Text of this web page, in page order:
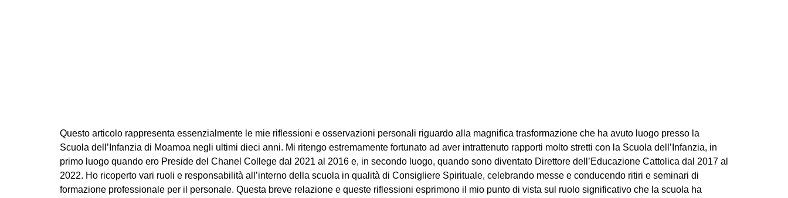
Questo articolo rappresenta essenzialmente le mie riflessioni e osservazioni personali riguardo alla magnifica trasformazione che ha avuto luogo presso la
Scuola dell’Infanzia di Moamoa negli ultimi dieci anni. Mi ritengo estremamente fortunato ad aver intrattenuto rapporti molto stretti con la Scuola dell’Infanzia, in
primo luogo quando ero Preside del Chanel College dal 2021 al 2016 e, in secondo luogo, quando sono diventato Direttore dell’Educazione Cattolica dal 2017 al
2022. Ho ricoperto vari ruoli e responsabilità all’interno della scuola in qualità di Consigliere Spirituale, celebrando messe e conducendo ritiri e seminari di
formazione professionale per il personale. Questa breve relazione e queste riflessioni esprimono il mio punto di vista sul ruolo significativo che la scuola ha